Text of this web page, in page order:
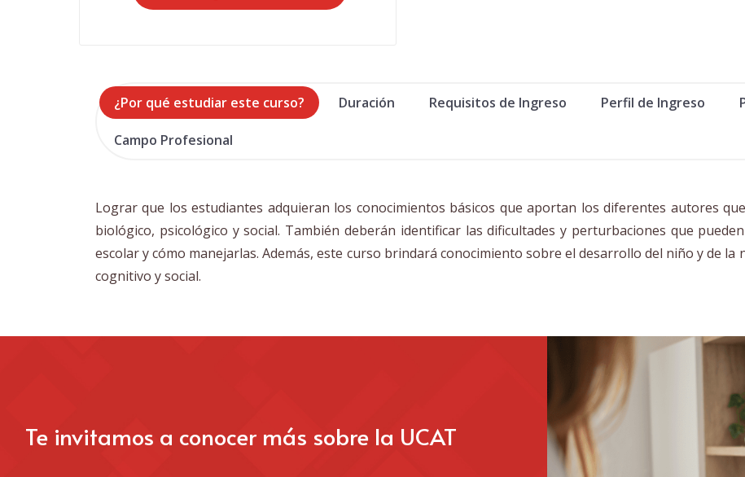
¿Por qué estudiar este curso? Duración Requisitos de Ingreso Perfil de Ingreso
Campo Profesional
Lograr que los estudiantes adquieran los conocimientos básicos que aportan los diferentes autores
biológico, psicológico y social. También deberán identificar las dificultades y perturbaciones que
escolar y cómo manejarlas. Además, este curso brindará conocimiento sobre el desarrollo del niño y de
cognitivo y social.
Te invitamos a conocer más sobre la UCAT